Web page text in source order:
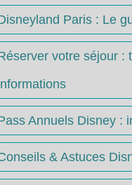
Paris : Le
votre séjour :
Annuels Disney :
& Astuces